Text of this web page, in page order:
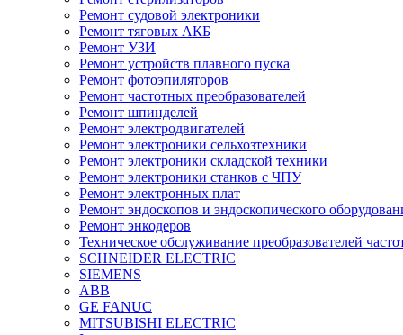
Ремонт судовой электроники
Ремонт тяговых АКБ
Ремонт УЗИ
Ремонт устройств плавного пуска
Ремонт фотоэпиляторов
Ремонт частотных преобразователей
Ремонт шпинделей
Ремонт электродвигателей
Ремонт электроники сельхозтехники
Ремонт электроники складской техники
Ремонт электроники станков с ЧПУ
Ремонт электронных плат
Ремонт эндоскопов и эндоскопического
Ремонт энкодеров
Техническое обслуживание преобразователей
SCHNEIDER ELECTRIC
SIEMENS
ABB
GE FANUC
MITSUBISHI ELECTRIC